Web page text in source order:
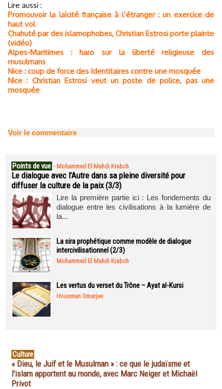
Lire aussi :
Promouvoir la laïcité française à l’étranger : un exercice de
haut vol
Chahuté par des islamophobes, Christian Estrosi porte plainte
(vidéo)
Alpes-Maritimes : haro sur la liberté religieuse des
musulmans
Nice : coup de force des Identitaires contre une mosquée
Nice : Christian Estrosi veut un poste de police, pas une
mosquée
Voir le commentaire
Points de vue - Mohammed El Mahdi Krabch
Le dialogue avec l’Autre dans sa pleine diversité pour
diffuser la culture de la paix (3/3)
Lire la première partie ici : Les fondements du
dialogue entre les civilisations à la lumière de
la...
La sira prophétique comme modèle de dialogue
intercivilisationnel (2/3)
Mohammed El Mahdi Krabch
Les vertus du verset du Trône – Ayat al-Kursi
Housman Omarjee
Culture
« Dieu, le Juif et le Musulman » : ce que le judaïsme et
l'islam apportent au monde, avec Marc Neiger et Michaël
Privot